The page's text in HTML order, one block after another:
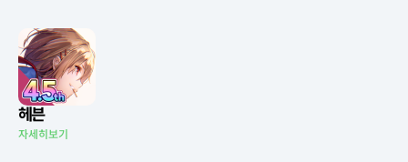
헤븐
자세히보기